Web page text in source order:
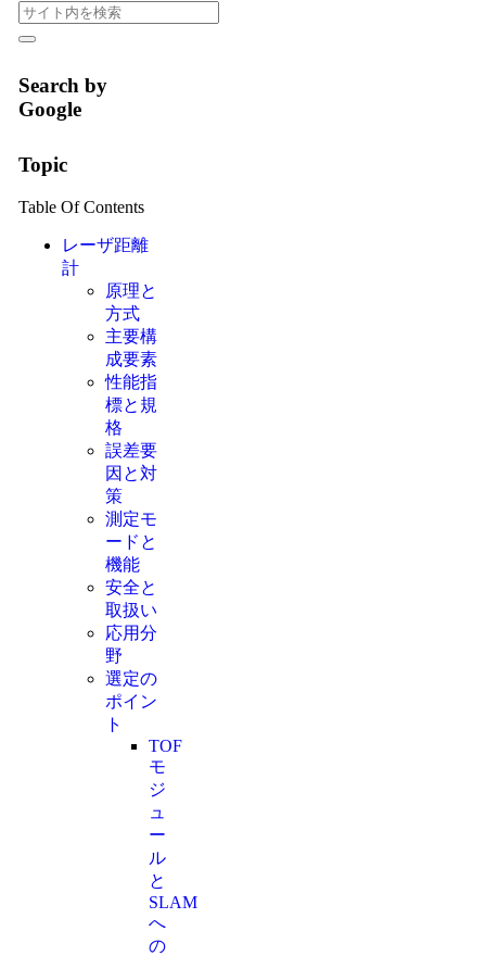
Search by
Google
Topic
Table Of Contents
レーザ距離
計
原理と
方式
主要構
成要素
性能指
標と規
格
誤差要
因と対
策
測定モ
ードと
機能
安全と
取扱い
応用分
野
選定の
ポイン
ト
TOF
モ
ジ
ュ
ー
ル
と
SLAM
へ
の